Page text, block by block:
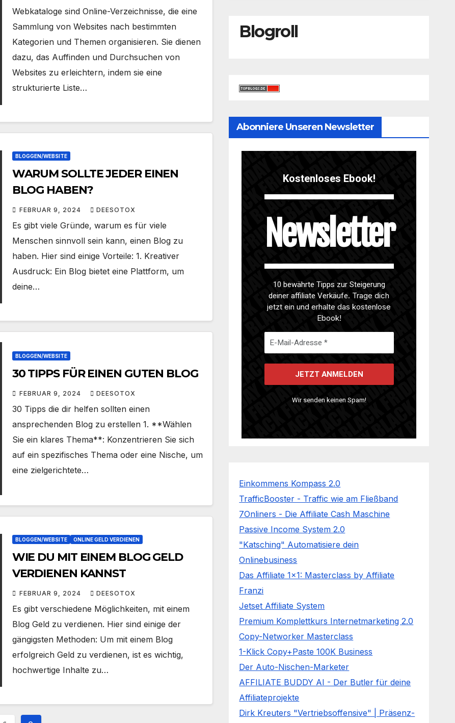
Webkataloge sind Online-Verzeichnisse, die eine
Sammlung von Websites nach bestimmten
Kategorien und Themen organisieren. Sie dienen
dazu, das Auffinden und Durchsuchen von
Websites zu erleichtern, indem sie eine
strukturierte Liste…
BLOGGEN/WEBSITE
WARUM SOLLTE JEDER EINEN
BLOG HABEN?
FEBRUAR 9, 2024 DEESOTOX
Es gibt viele Gründe, warum es für viele
Menschen sinnvoll sein kann, einen Blog zu
haben. Hier sind einige Vorteile: 1. Kreativer
Ausdruck: Ein Blog bietet eine Plattform, um
deine…
BLOGGEN/WEBSITE
30 TIPPS FÜR EINEN GUTEN BLOG
FEBRUAR 9, 2024 DEESOTOX
30 Tipps die dir helfen sollten einen
ansprechenden Blog zu erstellen 1. **Wählen
Sie ein klares Thema**: Konzentrieren Sie sich
auf ein spezifisches Thema oder eine Nische, um
eine zielgerichtete…
BLOGGEN/WEBSITE ONLINE GELD VERDIENEN
WIE DU MIT EINEM BLOG GELD
VERDIENEN KANNST
FEBRUAR 9, 2024 DEESOTOX
Es gibt verschiedene Möglichkeiten, mit einem
Blog Geld zu verdienen. Hier sind einige der
gängigsten Methoden: Um mit einem Blog
erfolgreich Geld zu verdienen, ist es wichtig,
hochwertige Inhalte zu…
Blogroll
Abonniere Unseren Newsletter
Kostenloses Ebook!
Newsletter
10 bewährte Tipps zur Steigerung
deiner affiliate Verkäufe. Trage dich
jetzt ein und erhalte das kostenlose
Ebook!
Wir senden keinen Spam!
Einkommens Kompass 2.0
TrafficBooster - Traffic wie am Fließband
7Onliners - Die Affiliate Cash Maschine
Passive Income System 2.0
"Katsching" Automatisiere dein
Onlinebusiness
Das Affiliate 1x1: Masterclass by Affiliate
Franzi
Jetset Affiliate System
Premium Komplettkurs Internetmarketing 2.0
Copy-Networker Masterclass
1-Klick Copy+Paste 100K Business
Der Auto-Nischen-Marketer
AFFILIATE BUDDY AI - Der Butler für deine
Affiliateprojekte
Dirk Kreuters "Vertriebsoffensive" | Präsenz-